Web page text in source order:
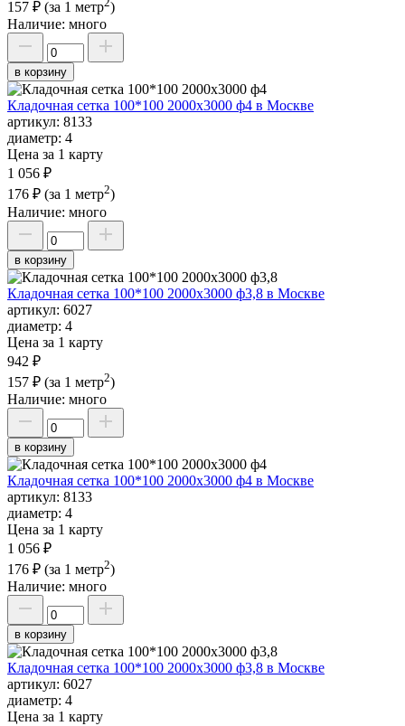
157 ₽ (за 1 метр )
Наличие: много
в корзину
Кладочная сетка 100*100 2000х3000 ф4 в Москве
артикул: 8133
диаметр: 4
Цена за 1 карту
1 056 ₽
176 ₽ (за 1 метр2)
Наличие: много
в корзину
Кладочная сетка 100*100 2000х3000 ф3,8 в Москве
артикул: 6027
диаметр: 4
Цена за 1 карту
942 ₽
157 ₽ (за 1 метр2)
Наличие: много
в корзину
Кладочная сетка 100*100 2000х3000 ф4 в Москве
артикул: 8133
диаметр: 4
Цена за 1 карту
1 056 ₽
176 ₽ (за 1 метр2)
Наличие: много
в корзину
Кладочная сетка 100*100 2000х3000 ф3,8 в Москве
артикул: 6027
диаметр: 4
Цена за 1 карту